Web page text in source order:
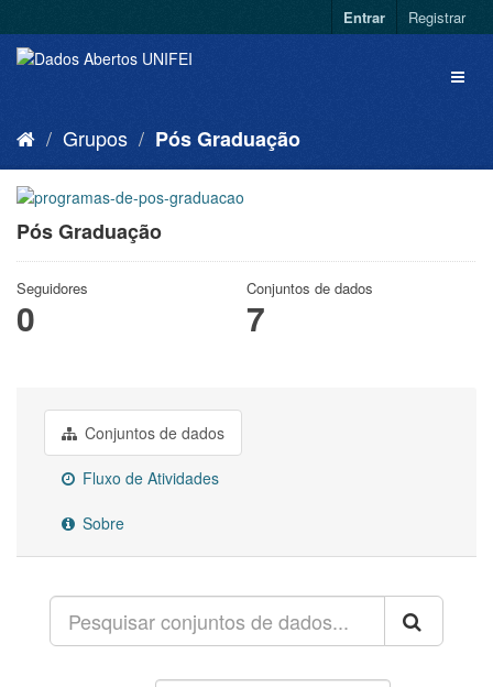
Entrar Registrar
Grupos Pós Graduação
Pós Graduação
Seguidores
0
Conjuntos de dados
7
Conjuntos de dados
Fluxo de Atividades
Sobre